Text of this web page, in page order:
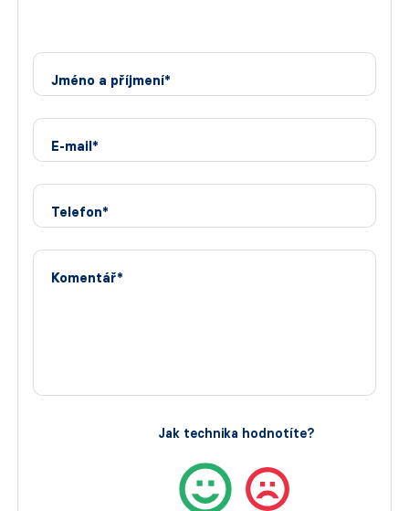
Jméno a příjmení*
E-mail*
Telefon*
Komentář*
Jak technika hodnotíte?